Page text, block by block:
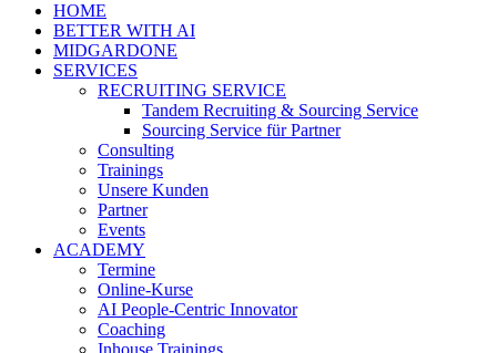
HOME
BETTER WITH AI
MIDGARDONE
SERVICES
RECRUITING SERVICE
Tandem Recruiting & Sourcing Service
Sourcing Service für Partner
Consulting
Trainings
Unsere Kunden
Partner
Events
ACADEMY
Termine
Online-Kurse
AI People-Centric Innovator
Coaching
Inhouse Trainings